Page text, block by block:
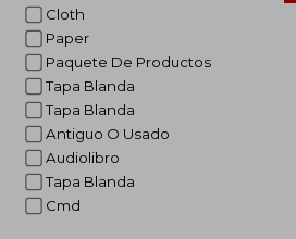
Cloth
Paper
Paquete De Productos
Tapa Blanda
Tapa Blanda
Antiguo O Usado
Audiolibro
Tapa Blanda
Cmd